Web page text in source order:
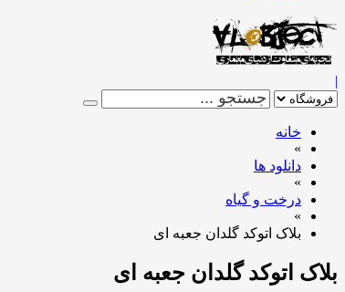
|
خانه
»
دانلود ها
»
درخت و گیاه
»
بلاک اتوکد گلدان جعبه ای
بلاک اتوکد گلدان جعبه ای